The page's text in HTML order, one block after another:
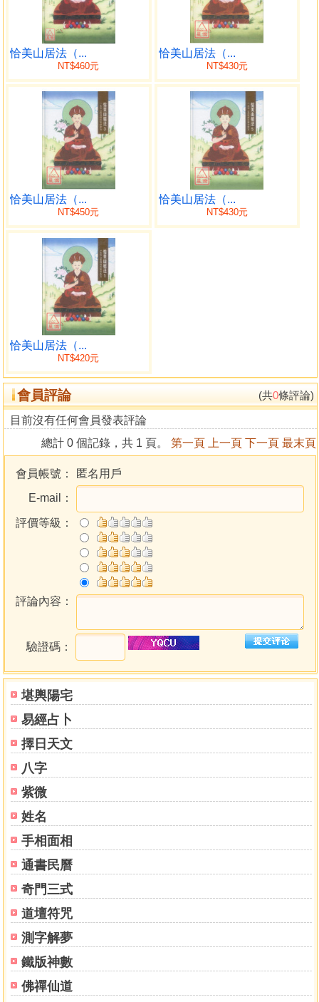
堪輿陽宅
易經占卜
擇日天文
八字
紫微
姓名
手相面相
通書民曆
奇門三式
道壇符咒
測字解夢
鐵版神數
佛禪仙道
切在海外弘法已近五十載，不間斷的講說指導傳授法教，引
領弟子進入佛陀的教法，對佛法在西方的維繫和弘揚有深廣
的貢獻。
此系列教法從第4冊開始，進入實修的最後關鍵階段，從
普明大日如來的超度法，到細說中陰如何度亡的方式，及行
者修持路上可能會遇到的諸多考驗及徵兆，無不鉅細靡遺清
楚解說，能使我們對教法的理解有很大的幫助，對於日後搜
尋資料時更是一條捷徑，是成佛旅途上最佳的精神助伴。
作者簡介
噶瑪恰美仁波切（Karma Chakme Rinpoche，1613-1678）
十七世紀的聖者。生於阿魯家族，是密咒乘成就者之
子。從小出家，曾向五十多位有法緣的上師求取教法、實
修，融合寧瑪派與噶舉派的法源，獲得大手印、大圓滿本質
的證悟，創立內多噶舉派。以十三年的時間，作大悲觀世音
菩薩的實修，親見本尊，再以七年的時間作灌頂跟典籍的口
傳，利益眾生。晚年著書立傳，著有《恰美山居法》、《轉
經輪功德》等許多殊勝修法訣竅，其中尤以〈阿彌陀佛極樂
願文〉最為家喻戶曉，尤其雪域西藏幾乎人人皆能背誦。恰
美仁波切在對自己的預言中都曾經提到，當他從娑婆世界死
後，會立刻投生在西方極樂世界，並有五位化身，經過十五
大劫的時間，會在西方極樂世界證得無上正等正覺的佛果，
名號「善逝無垢水生蓮花」。
講述者簡介
堪布卡塔仁波切（Khenpo Karthar Rinpoche，1924）
對其學識與修持之嘉許，授封為「法尊上師」稱號及「仁波
切」的頭銜，並被任命代表大寶法王在北美洲駐錫且到世界
各地弘法利生。
堪布卡塔仁波切行持嚴謹，外比丘戒、內菩提心戒及密
三昧耶戒均清凈無染，其學識豐厚堪稱稀有，不但解行合一
且修證圓滿，是在藏傳佛教中備受尊崇的上師。
堪布卡塔仁波切離開藏區在海外弘法已近五十載，他講
授的佛法開示成為許多流傳廣泛的法教典籍基礎，並多已譯
師的悲智光芒，流露出一位實修者的樸實風範。
堪布卡塔仁波切現為噶瑪噶舉傳承北美及南美洲總導
師，大寶法王北美洲根本道場──紐約上州噶瑪三乘法輪寺
(KTD)住持，噶瑪林閉關中心指導上師。
目錄
推薦序
／一法遍於天下者 第十七世大寶法王噶瑪巴
／成佛旅途上的精神助伴 第四世蔣貢康楚仁波切
／德修兼備的大師 第九世創古仁波切
講述者序／終究會抵達 堪布卡塔仁波切
編譯凡例
前言／讓法入心
第二十一章 開示解脫道──南門儀軌 19
何謂南門儀軌 22
準備亡者牌位 23
召喚神識 23
大悲執持鐵鉤召請神識 24
救拔墮罪 25
善護最後一口氣 27
三種邪靈及其相應修法 28
恰美山居法（...
NT$460元
恰美山居法（...
NT$430元
恰美山居法（...
NT$450元
恰美山居法（...
NT$430元
恰美山居法（...
NT$420元
會員評論 (共0條評論)
目前沒有任何會員發表評論
總計 0 個記錄，共 1 頁。 第一頁 上一頁 下一頁 最末頁
會員帳號：
匿名用戶
E-mail：
評價等級：
評論內容：
驗證碼：